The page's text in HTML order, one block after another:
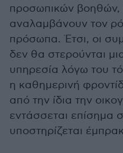
προσωπικών
αναλαμβάνουν τον
πρόσωπα. Έτσι, οι
δεν θα στερούνται
υπηρεσία λόγω του
η καθημερινή
από την ίδια την
εντάσσεται επίσημα
υποστηρίζεται